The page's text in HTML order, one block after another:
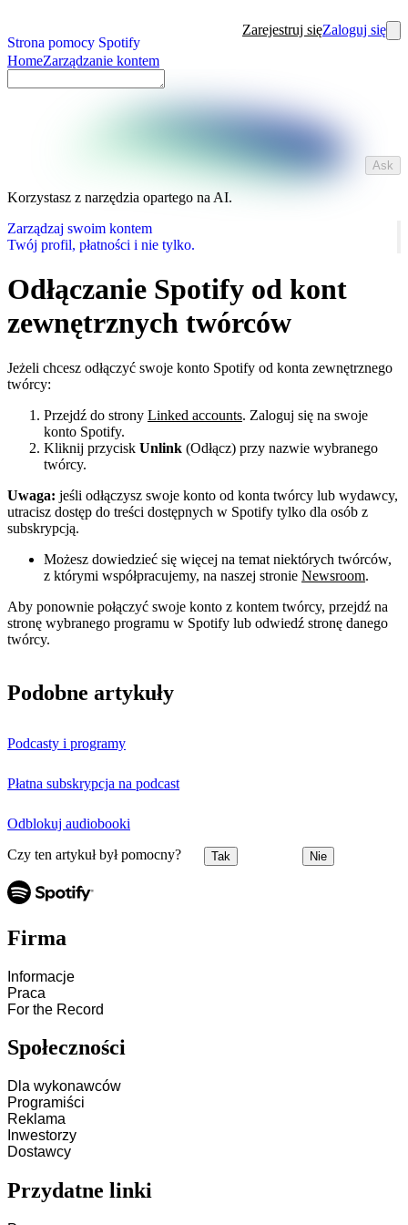
Strona pomocy Spotify
Zarejestruj sięZaloguj się
HomeZarządzanie kontem
Ask
Korzystasz z narzędzia opartego na AI.
Zarządzaj swoim kontem
Twój profil, płatności i nie tylko.
Odłączanie Spotify od kont
zewnętrznych twórców
Jeżeli chcesz odłączyć swoje konto Spotify od konta zewnętrznego
twórcy:
Przejdź do strony Linked accounts. Zaloguj się na swoje
konto Spotify.
Kliknij przycisk Unlink (Odłącz) przy nazwie wybranego
twórcy.
Uwaga: jeśli odłączysz swoje konto od konta twórcy lub wydawcy,
utracisz dostęp do treści dostępnych w Spotify tylko dla osób z
subskrypcją.
Możesz dowiedzieć się więcej na temat niektórych twórców,
z którymi współpracujemy, na naszej stronie Newsroom.
Aby ponownie połączyć swoje konto z kontem twórcy, przejdź na
stronę wybranego programu w Spotify lub odwiedź stronę danego
twórcy.
Podobne artykuły
Podcasty i programy
Płatna subskrypcja na podcast
Odblokuj audiobooki
Czy ten artykuł był pomocny? Tak Nie
Firma
Informacje
Praca
For the Record
Społeczności
Dla wykonawców
Programiści
Reklama
Inwestorzy
Dostawcy
Przydatne linki